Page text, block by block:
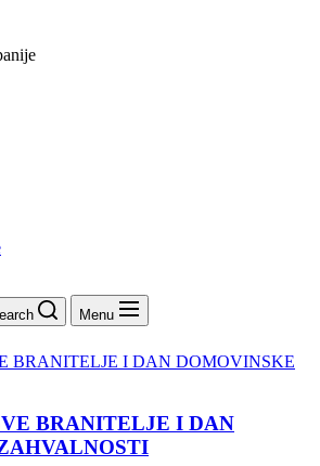
Menu
BRANITELJE I DAN